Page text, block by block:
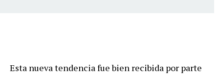
Esta nueva tendencia fue bien recibida por parte